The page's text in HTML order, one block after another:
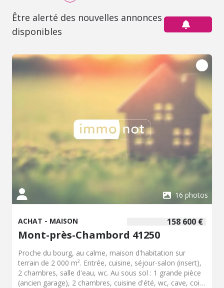
Être alerté des nouvelles annonces
disponibles
16 photos
158 600 €
ACHAT - MAISON
Mont-près-Chambord 41250
Proche du bourg, au calme, maison d'habitation sur
terrain de 2 000 m². Entrée, cuisine, séjour-salon (insert),
2 chambres, salle d'eau, wc. Au sous sol : 1 grande pièce
(ancien garage), 2 chambres, cuisine d'été, wc, cave, coin